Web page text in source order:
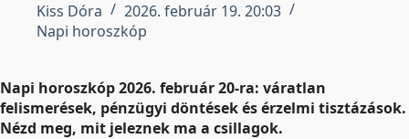
Kiss Dóra
2026. február 19. 20:03
Napi horoszkóp
Napi horoszkóp 2026. február 20-ra: váratlan
felismerések, pénzügyi döntések és érzelmi tisztázások.
Nézd meg, mit jeleznek ma a csillagok.